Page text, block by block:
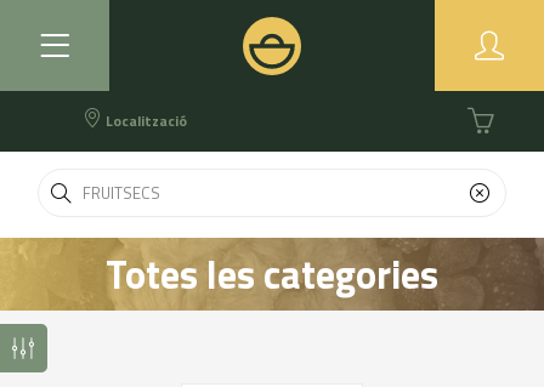
Localització
Totes les categories